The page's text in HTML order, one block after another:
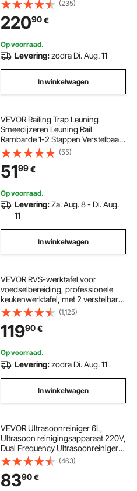
Vrijstaande spoelbak
(235)
22090€
Op voorraad.
Levering:zodra Di. Aug. 11
In winkelwagen
VEVOR Railing Trap Leuning
Smeedijzeren Leuning Rail
Rambarde 1-2 Stappen Verstelbaar
18,5 cm Hoek 0-30,8° Lijfwacht
voor de Veiligheid van Trappen en
Opstapjes Tuin Ingang Portaal
50x13,5x108 cm
(55)
5199€
Op voorraad.
Levering:Za. Aug. 8 - Di. Aug.
11
In winkelwagen
VEVOR RVS-werktafel voor
voedselbereiding, professionele
keukenwerktafel, met 2 verstelbare
onderste planken, 457 x 1219 x 864
mm voorbereidingstafel voor grill,
keuken, thuis
(1,125)
11990€
Op voorraad.
Levering:zodra Di. Aug. 11
In winkelwagen
VEVOR Ultrasoonreiniger 6L,
Ultrasoon reinigingsapparaat 220V,
Dual Frequency Ultrasoonreiniger
RVS, Digitale ultrasoonreiniger,
Ultrasoon reinigingsapparaat met
LED-display 28 kHz en 40 kHz
(463)
8390€